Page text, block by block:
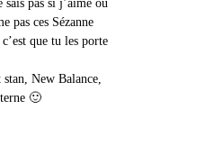
sais pas si j’aime ou
pas ces Sézanne
que tu les porte
New Balance,
🙂